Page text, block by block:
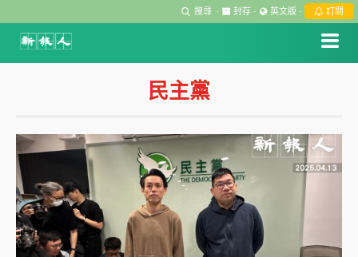
搜尋 · 封存 · 英文版 · 訂閱
民主黨